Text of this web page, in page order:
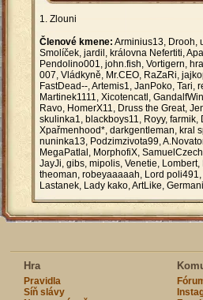
Zlouni
Členové kmene: Arminius13, Drooh,
Smolíček, jardil, královna Nefertiti,
Pendolino001, john.fish, Vortigern,
007, Vládkyně, Mr.CEO, RaZaRi,
FastDead--, Artemis1, JanPoko, Tari,
Martinek1111, Xicotencatl,
Ravo, HomerX11, Druss the Great,
skulinka1, blackboys11, Royy, farmik,
Xpařmenhood*, darkgentleman, kral
nuninka13, Podzimzivota99,
MegaPatlal, MorphofiX,
JayJi, gibs, mipolis, Venetie,
theoman, robeyaaaaah, Lord
Lastanek, Lady kako, ArtLike,
Hra
Pravidla
Síň slávy